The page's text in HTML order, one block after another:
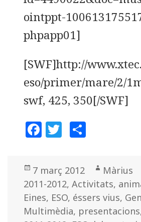
ointppt-
phpapp01]
[SWF]http://
eso/primer/mare/2/
swf, 425, 350[/SWF]
F
e
b
o
T
it
te
r
m
p
a
rt
Posted
on
7 març 2012 Author
Màrius
2011-2012,Activitats,
Eines, ESO, éssers vius,
Multimèdia, presentacions